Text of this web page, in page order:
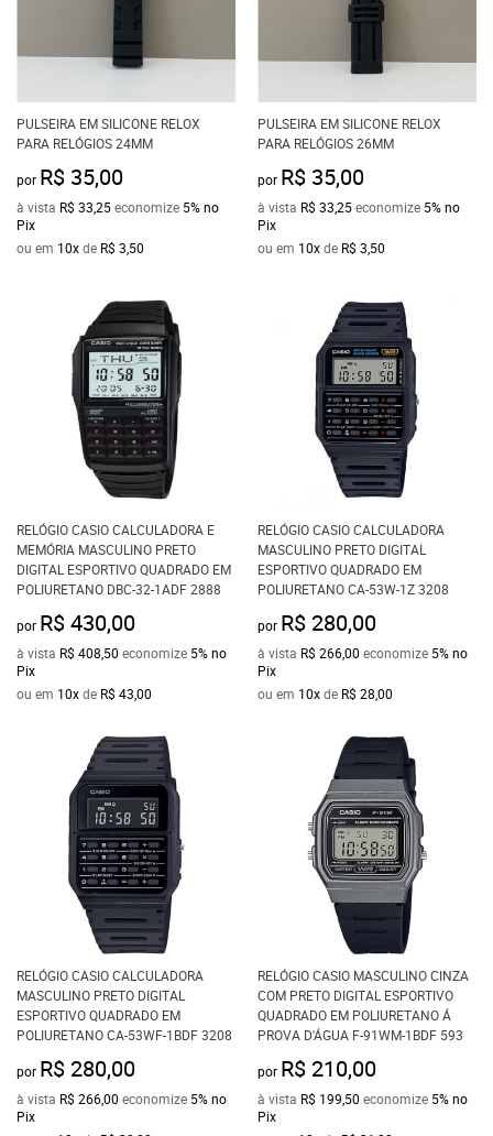
PULSEIRA EM SILICONE RELOX
PARA RELÓGIOS 24MM
por R$ 35,00
à vista R$ 33,25economize 5%no
Pix
ou em 10xde R$ 3,50
PULSEIRA EM SILICONE RELOX
PARA RELÓGIOS 26MM
por R$ 35,00
à vista R$ 33,25economize 5%no
Pix
ou em 10xde R$ 3,50
RELÓGIO CASIO CALCULADORA E
MEMÓRIA MASCULINO PRETO
DIGITAL ESPORTIVO QUADRADO EM
POLIURETANO DBC-32-1ADF 2888
por R$ 430,00
à vista R$ 408,50 economize 5%no
Pix
ou em 10xde R$ 43,00
RELÓGIO CASIO CALCULADORA
MASCULINO PRETO DIGITAL
ESPORTIVO QUADRADO EM
POLIURETANO CA-53W-1Z 3208
por R$ 280,00
à vista R$ 266,00 economize 5%no
Pix
ou em 10xde R$ 28,00
RELÓGIO CASIO CALCULADORA
MASCULINO PRETO DIGITAL
ESPORTIVO QUADRADO EM
POLIURETANO CA-53WF-1BDF 3208
por R$ 280,00
à vista R$ 266,00 economize 5%no
Pix
RELÓGIO CASIO MASCULINO CINZA
COM PRETO DIGITAL ESPORTIVO
QUADRADO EM POLIURETANO Á
PROVA D'ÁGUA F-91WM-1BDF 593
por R$ 210,00
à vista R$ 199,50 economize 5%no
Pix